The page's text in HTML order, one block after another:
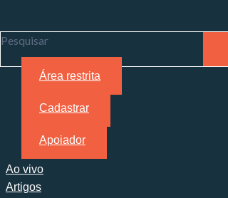
Pesquisar
Área restrita
Cadastrar
Apoiador
Ao vivo
Artigos